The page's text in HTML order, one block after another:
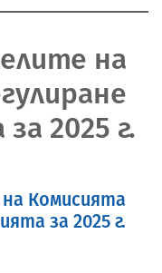
на
2025 г.
Комисията
за 2025 г.